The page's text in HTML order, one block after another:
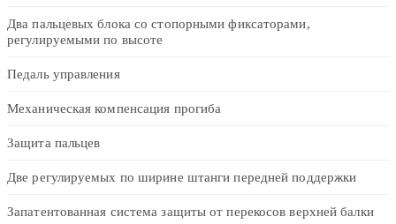
Два пальцевых блока со стопорными фиксаторами,
регулируемыми по высоте
Педаль управления
Механическая компенсация прогиба
Защита пальцев
Две регулируемых по ширине штанги передней поддержки
Запатентованная система защиты от перекосов верхней балки